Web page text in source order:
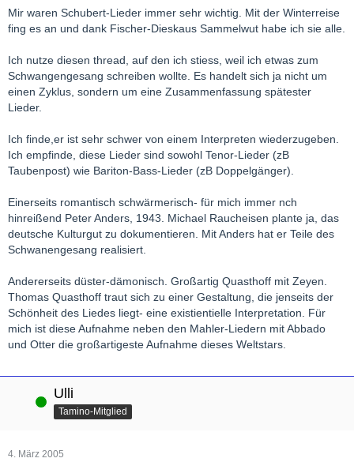
Mir waren Schubert-Lieder immer sehr wichtig. Mit der Winterreise
fing es an und dank Fischer-Dieskaus Sammelwut habe ich sie alle.
Ich nutze diesen thread, auf den ich stiess, weil ich etwas zum
Schwangengesang schreiben wollte. Es handelt sich ja nicht um
einen Zyklus, sondern um eine Zusammenfassung spätester
Lieder.
Ich finde,er ist sehr schwer von einem Interpreten wiederzugeben.
Ich empfinde, diese Lieder sind sowohl Tenor-Lieder (zB
Taubenpost) wie Bariton-Bass-Lieder (zB Doppelgänger).
Einerseits romantisch schwärmerisch- für mich immer nch
hinreißend Peter Anders, 1943. Michael Raucheisen plante ja, das
deutsche Kulturgut zu dokumentieren. Mit Anders hat er Teile des
Schwanengesang realisiert.
Andererseits düster-dämonisch. Großartig Quasthoff mit Zeyen.
Thomas Quasthoff traut sich zu einer Gestaltung, die jenseits der
Schönheit des Liedes liegt- eine existientielle Interpretation. Für
mich ist diese Aufnahme neben den Mahler-Liedern mit Abbado
und Otter die großartigeste Aufnahme dieses Weltstars.
Online Ulli
Tamino-Mitglied
4. März 2005